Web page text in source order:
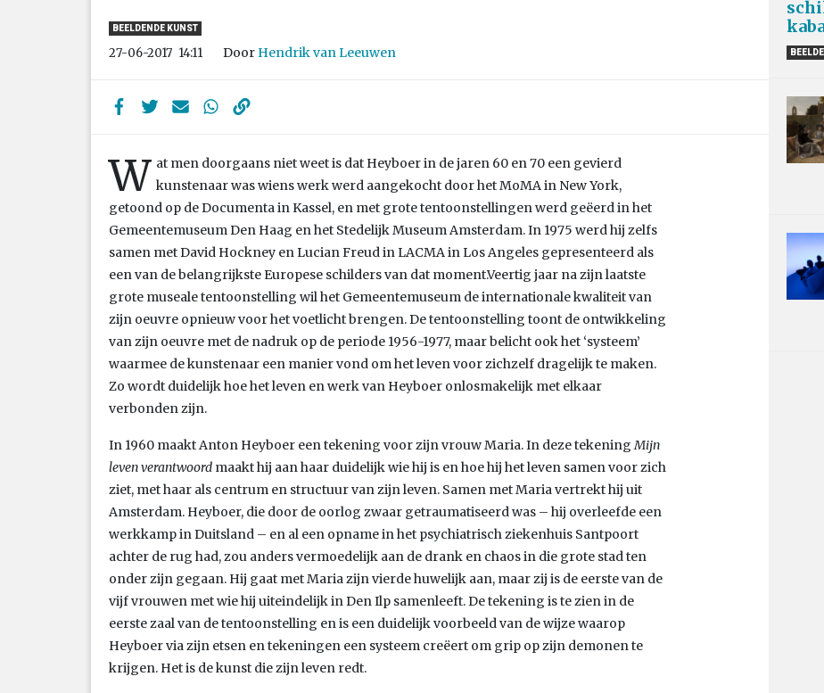
BEELDENDE KUNST
27-06-2017 14:11 Door Hendrik van Leeuwen
W at men doorgaans niet weet is dat Heyboer in de jaren 60 en 70 een gevierd
kunstenaar was wiens werk werd aangekocht door het MoMA in New York,
getoond op de Documenta in Kassel, en met grote tentoonstellingen werd geëerd in het
Gemeentemuseum Den Haag en het Stedelijk Museum Amsterdam. In 1975 werd hij zelfs
samen met David Hockney en Lucian Freud in LACMA in Los Angeles gepresenteerd als
een van de belangrijkste Europese schilders van dat moment.Veertig jaar na zijn laatste
grote museale tentoonstelling wil het Gemeentemuseum de internationale kwaliteit van
zijn oeuvre opnieuw voor het voetlicht brengen. De tentoonstelling toont de ontwikkeling
van zijn oeuvre met de nadruk op de periode 1956-1977, maar belicht ook het ‘systeem’
waarmee de kunstenaar een manier vond om het leven voor zichzelf dragelijk te maken.
Zo wordt duidelijk hoe het leven en werk van Heyboer onlosmakelijk met elkaar
verbonden zijn.
In 1960 maakt Anton Heyboer een tekening voor zijn vrouw Maria. In deze tekening Mijn
leven verantwoord maakt hij aan haar duidelijk wie hij is en hoe hij het leven samen voor zich
ziet, met haar als centrum en structuur van zijn leven. Samen met Maria vertrekt hij uit
Amsterdam. Heyboer, die door de oorlog zwaar getraumatiseerd was – hij overleefde een
werkkamp in Duitsland – en al een opname in het psychiatrisch ziekenhuis Santpoort
achter de rug had, zou anders vermoedelijk aan de drank en chaos in die grote stad ten
onder zijn gegaan. Hij gaat met Maria zijn vierde huwelijk aan, maar zij is de eerste van de
vijf vrouwen met wie hij uiteindelijk in Den Ilp samenleeft. De tekening is te zien in de
eerste zaal van de tentoonstelling en is een duidelijk voorbeeld van de wijze waarop
Heyboer via zijn etsen en tekeningen een systeem creëert om grip op zijn demonen te
krijgen. Het is de kunst die zijn leven redt.